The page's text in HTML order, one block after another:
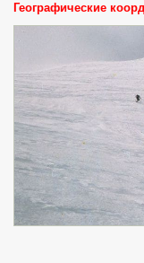
Географические